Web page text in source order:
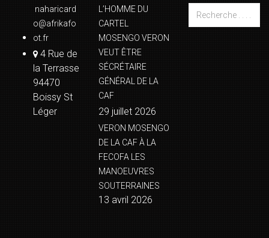
naharicard
o@afrikafo
ot.fr
4 Rue de
la Terrasse
94470
Boissy St
Léger
L’HOMME DU
CARTEL
MOSENGO VERON
VEUT ÊTRE
SÉCRÉTAIRE
GÉNÉRAL DE LA
CAF
29 juillet 2026
VERON MOSENGO
DE LA CAF À LA
FECOFA LES
MANOEUVRES
SOUTERRAINES
13 avril 2026